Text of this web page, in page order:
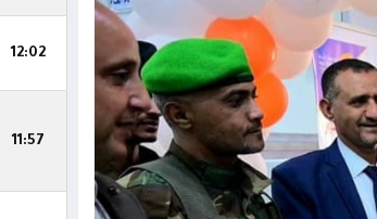
12:02
11:57